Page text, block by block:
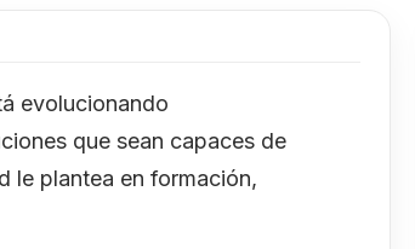
evolucionando
que sean capaces de
le plantea en formación,